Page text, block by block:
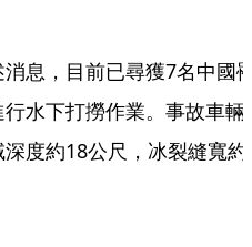
息，目前已尋獲7名中國
水下打撈作業。事故車輛
度約18公尺，冰裂縫寬